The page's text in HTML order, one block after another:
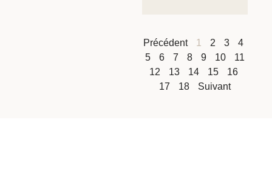
Précédent 1 2 3
4
5
6 7 8 9 10
11
12
13 14 15
16
17
18 Suivant